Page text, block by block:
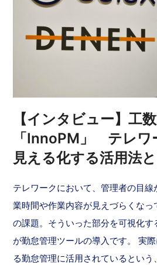
【インタビュー】工
「InnoPM」 テレワ
見える化する活用法
テレワークにおいて、管理者の目
業時間や作業内容が見えづらくな
の課題。そういった部分を可視化
が勤怠管理ツールの導入です。 実
る勤怠管理に活用されているという